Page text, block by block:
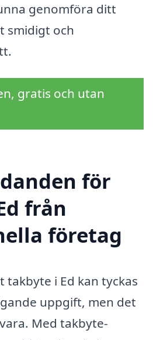
genomföra ditt
smidigt och
gratis och utan
för
från
företag
i Ed kan tyckas
uppgift, men det
Med takbyte-